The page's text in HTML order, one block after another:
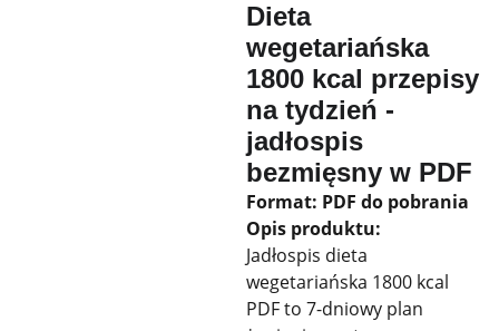
Dieta
wegetariańska
1800 kcal przepisy
na tydzień -
jadłospis
bezmięsny w PDF
Format: PDF do pobrania
Opis produktu:
Jadłospis dieta
wegetariańska 1800 kcal
PDF to 7-dniowy plan